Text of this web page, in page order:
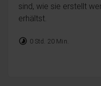
sind, wie sie erstellt
erhältst.
timelapse 0 Std. 20 Min.